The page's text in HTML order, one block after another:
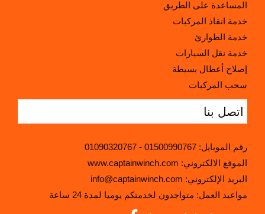
المساعدة على الطريق
خدمة انقاذ المركبات
خدمة الطوارئ
خدمة نقل السيارات
إصلاح أعطال بسيطة
سحب المركبات
اتصل بنا
رقم الموبايل: 01500990767
-
01090320767
www.captainwinch.com :الموقع الالكتروني
info@captainwinch.com :البريد الإلكتروني
مواعيد العمل: متواجدون لخدمتكم يوميا لمدة 24 ساعة